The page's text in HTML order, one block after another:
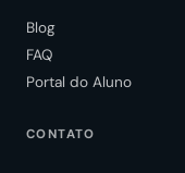
Blog
FAQ
Portal do Aluno
CONTATO